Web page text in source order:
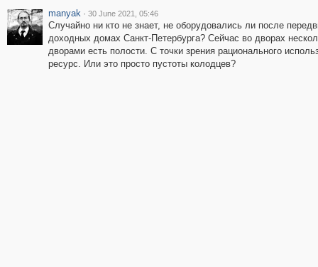
manyak · 30 June 2021, 05:46
Случайно ни кто не знает, не оборудовались ли после
доходных домах Санкт-Петербурга? Сейчас во дворах
дворами есть полости. С точки зрения рационального
ресурс. Или это просто пустоты колодцев?